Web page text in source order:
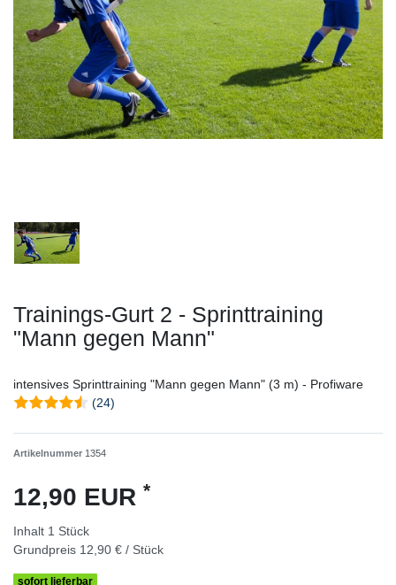
Trainings-Gurt 2 - Sprinttraining
"Mann gegen Mann"
intensives Sprinttraining "Mann gegen Mann" (3 m) - Profiware
(24)
Artikelnummer 1354
12,90 EUR *
Inhalt 1 Stück
Grundpreis 12,90 € / Stück
sofort lieferbar